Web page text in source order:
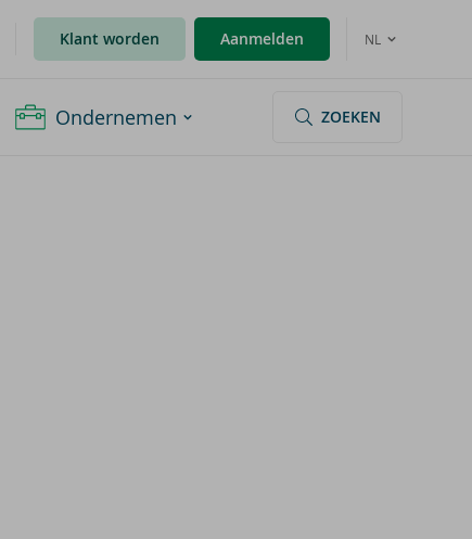
Klant worden Aanmelden NL
Ondernemen ZOEKEN